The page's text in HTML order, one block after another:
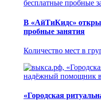
В «АйТиКидс»
пробные занятия
Количество мест в
«Городская